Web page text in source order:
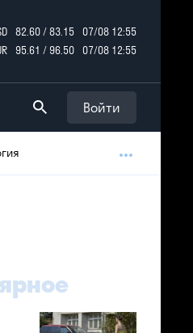
82.60 / 83.15
07/08 12:55
95.61 / 96.50 07/08 12:55
Войти